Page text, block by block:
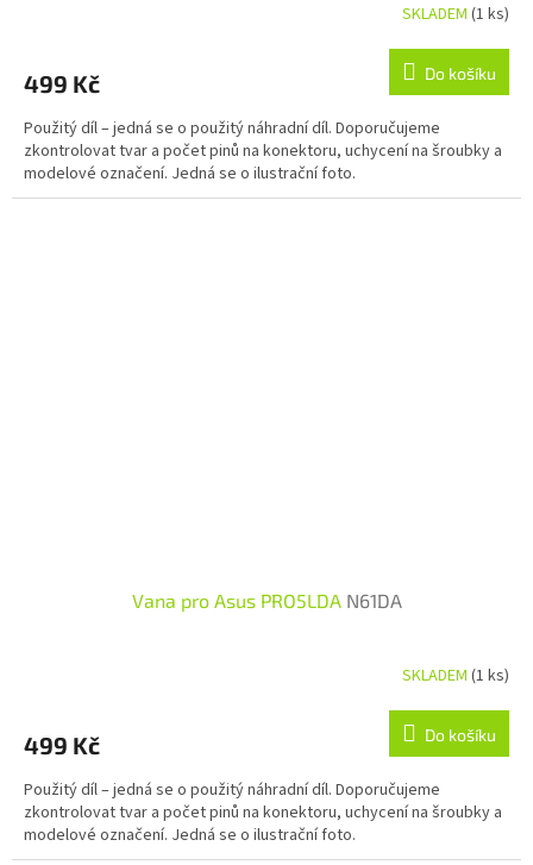
SKLADEM (1 ks)
499 Kč Do košíku
Použitý díl – jedná se o použitý náhradní díl. Doporučujeme
zkontrolovat tvar a počet pinů na konektoru, uchycení na šroubky a
modelové označení. Jedná se o ilustrační foto.
Vana pro Asus PRO5LDA N61DA
SKLADEM (1 ks)
499 Kč Do košíku
Použitý díl – jedná se o použitý náhradní díl. Doporučujeme
zkontrolovat tvar a počet pinů na konektoru, uchycení na šroubky a
modelové označení. Jedná se o ilustrační foto.